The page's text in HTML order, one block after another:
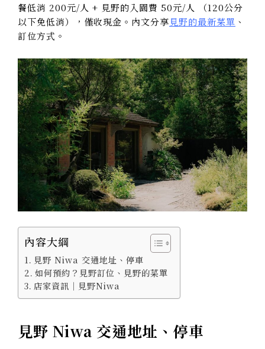
餐低消 200元/人 + 見野的入園費 50元/人 （120公分
以下免低消），僅收現金。內文分享見野的最新菜單 、
訂位方式。
內容大綱
見野 Niwa 交通地址、停車
如何預約？見野訂位、見野的菜單
店家資訊｜見野Niwa
見野 Niwa 交通地址、停車